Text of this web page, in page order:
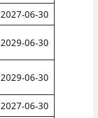
2027-06-30
2029-06-30
2029-06-30
2027-06-30